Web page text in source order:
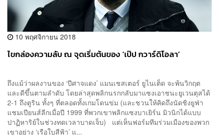
10 พฤศจิกายน 2018
ไขกล่องความลับ ณ จุดเริ่มต้นของ ‘เป๊ป กวาร์ดิโอลา’
ถึงแม้ว่าผลงานของ ‘ปีศาจแดง’ แมนเชสเตอร์ ยูไนเต็ด จะพ้นวิกฤต
และดีขึ้นตามลำดับ โดยล่าสุดพลิกนรกกลับมาแซงเอาชนะยูเวนตุสได้
2-1 ถึงตูริน ทั้งๆ ที่ตลอดทั้งเกมโดนข่ม (และชวนให้คิดถึงนัดชิงยูฟ่า
แชมเปียนส์ลีกเมื่อปี 1999 ที่พวกเขาพลิกแซงบาเยิร์น มิวนิกได้แบบ
ปาฏิหาริย์ในช่วงทดเวลาบาดเจ็บ) แต่เห็นฟอร์มทีมร่วมเมืองของพวก
เขาอย่าง ‘เรือใบสีฟ้า’ แ...